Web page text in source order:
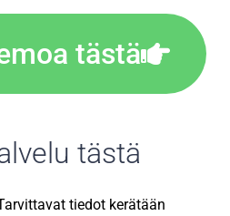
tästä
tästä
tiedot kerätään